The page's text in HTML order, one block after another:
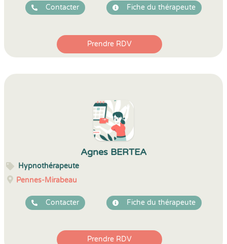
Contacter Fiche du thérapeute
Prendre RDV
Agnes BERTEA
Hypnothérapeute
Pennes-Mirabeau
Contacter Fiche du thérapeute
Prendre RDV